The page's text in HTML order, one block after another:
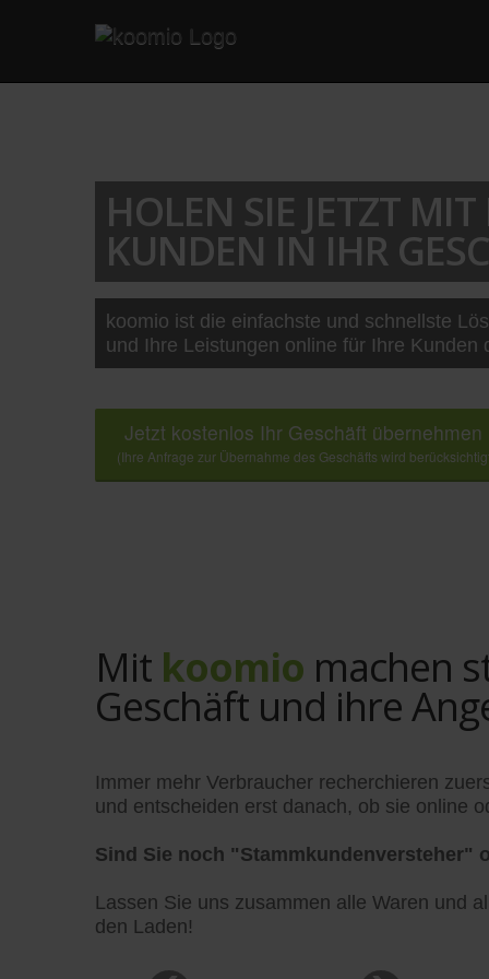
HOLEN SIE JETZT
KUNDEN IN IHR
koomio ist die einfachste und schnellste
und Ihre Leistungen online für Ihre Kunden
Jetzt kostenlos Ihr Geschäft übernehmen
(Ihre Anfrage zur Übernahme des Geschäfts wird
Mit koomio machen
Geschäft und ihre
Immer mehr Verbraucher recherchieren
und entscheiden erst danach, ob sie online
Sind Sie noch "Stammkundenversteher"
Lassen Sie uns zusammen alle Waren und
den Laden!